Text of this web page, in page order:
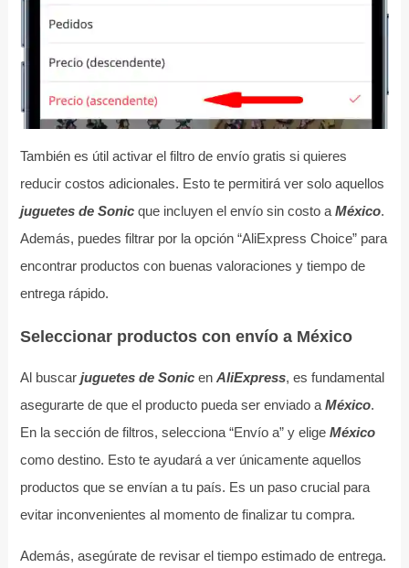
También es útil activar el filtro de envío gratis si quieres
reducir costos adicionales. Esto te permitirá ver solo aquellos
juguetes de Sonicque incluyen el envío sin costo a México.
Además, puedes filtrar por la opción “AliExpress Choice” para
encontrar productos con buenas valoraciones y tiempo de
entrega rápido.
Seleccionar productos con envío a México
Al buscar juguetes de Sonicen AliExpress, es fundamental
asegurarte de que el producto pueda ser enviado a México.
En la sección de filtros, selecciona “Envío a” y elige México
como destino. Esto te ayudará a ver únicamente aquellos
productos que se envían a tu país. Es un paso crucial para
evitar inconvenientes al momento de finalizar tu compra.
Además, asegúrate de revisar el tiempo estimado de entrega.